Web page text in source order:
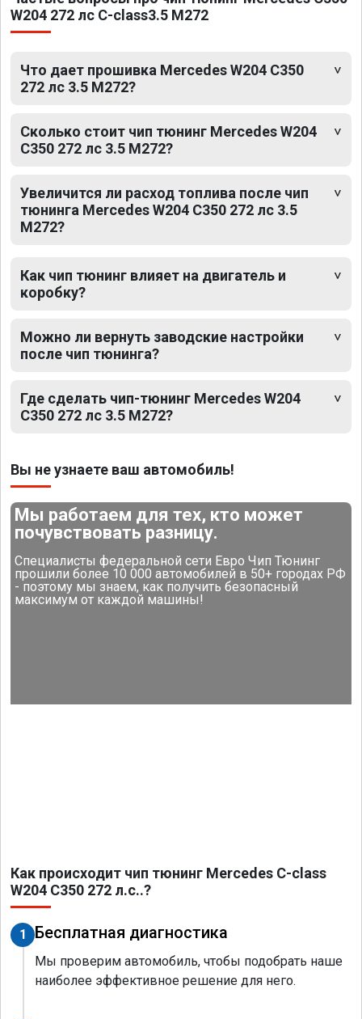
W204 272 лс C-class3.5 M272
Что дает прошивка Mercedes W204 C350
272 лс 3.5 M272?
Сколько стоит чип тюнинг Mercedes W204
C350 272 лс 3.5 M272?
Увеличится ли расход топлива после чип
тюнинга Mercedes W204 C350 272 лс 3.5
M272?
Как чип тюнинг влияет на двигатель и
коробку?
Можно ли вернуть заводские настройки
после чип тюнинга?
Где сделать чип-тюнинг Mercedes W204
C350 272 лс 3.5 M272?
Вы не узнаете ваш автомобиль!
Мы работаем для тех, кто может
почувствовать разницу.
Специалисты федеральной сети Евро Чип Тюнинг
прошили более 10 000 автомобилей в 50+ городах РФ
- поэтому мы знаем, как получить безопасный
максимум от каждой машины!
Как происходит чип тюнинг Mercedes C-class
W204 C350 272 л.с..?
1 Бесплатная диагностика
Мы проверим автомобиль, чтобы подобрать наше
наиболее эффективное решение для него.